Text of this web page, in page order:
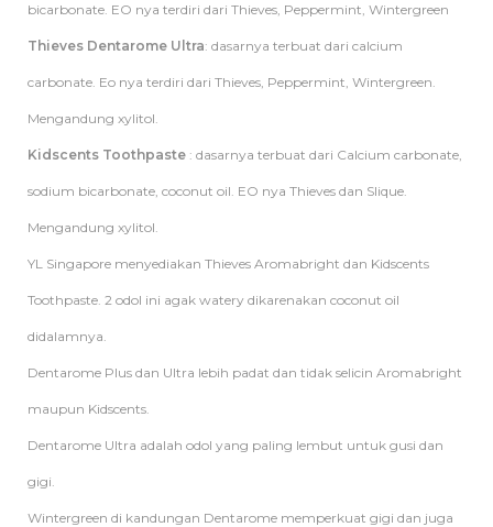
bicarbonate. EO nya terdiri dari Thieves, Peppermint, Wintergreen
Thieves Dentarome Ultra: dasarnya terbuat dari calcium
carbonate. Eo nya terdiri dari Thieves, Peppermint, Wintergreen.
Mengandung xylitol.
Kidscents Toothpaste : dasarnya terbuat dari Calcium carbonate,
sodium bicarbonate, coconut oil. EO nya Thieves dan Slique.
Mengandung xylitol.
YL Singapore menyediakan Thieves Aromabright dan Kidscents
Toothpaste. 2 odol ini agak watery dikarenakan coconut oil
didalamnya.
Dentarome Plus dan Ultra lebih padat dan tidak selicin Aromabright
maupun Kidscents.
Dentarome Ultra adalah odol yang paling lembut untuk gusi dan
gigi.
Wintergreen di kandungan Dentarome memperkuat gigi dan juga